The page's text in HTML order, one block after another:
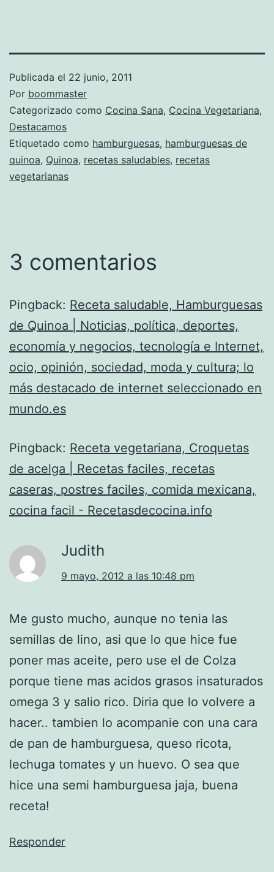
Publicada el 22 junio, 2011
Por boommaster
Categorizado como Cocina Sana, Cocina Vegetariana,
Destacamos
Etiquetado como hamburguesas, hamburguesas de
quinoa, Quinoa, recetas saludables, recetas
vegetarianas
3 comentarios
Pingback: Receta saludable, Hamburguesas
de Quinoa | Noticias, política, deportes,
economía y negocios, tecnología e Internet,
ocio, opinión, sociedad, moda y cultura; lo
más destacado de internet seleccionado en
mundo.es
Pingback: Receta vegetariana, Croquetas
de acelga | Recetas faciles, recetas
caseras, postres faciles, comida mexicana,
cocina facil - Recetasdecocina.info
Judith
9 mayo, 2012 a las 10:48 pm
Me gusto mucho, aunque no tenia las
semillas de lino, asi que lo que hice fue
poner mas aceite, pero use el de Colza
porque tiene mas acidos grasos insaturados
omega 3 y salio rico. Diria que lo volvere a
hacer.. tambien lo acompanie con una cara
de pan de hamburguesa, queso ricota,
lechuga tomates y un huevo. O sea que
hice una semi hamburguesa jaja, buena
receta!
Responder